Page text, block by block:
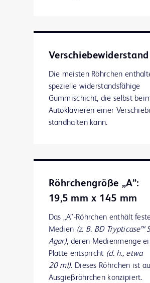
Verschiebewiderstand
Die meisten Röhrchen
spezielle widerstandsfähige
Gummischicht, die selbst
Autoklavieren einer
standhalten kann.
Röhrchengröße „A”:
19,5 mm x 145 mm
Das „A”-Röhrchen enthält
Medien (z. B. BD Trypticase™
Agar), deren Medienmenge
Platte entspricht (d. h., etwa
20 ml). Dieses Röhrchen ist
Ausgießröhrchen konzipiert.